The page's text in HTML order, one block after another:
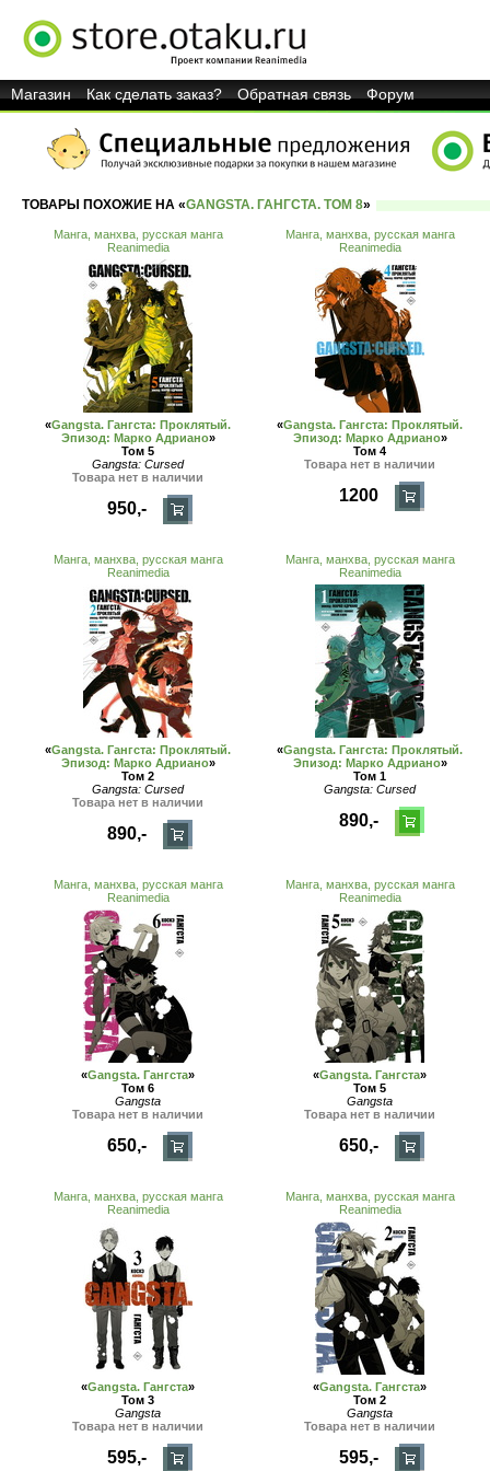
Магазин Как сделать заказ? Обратная связь Форум
ТОВАРЫ ПОХОЖИЕ НА «GANGSTA. ГАНГСТА. ТОМ 8»
Манга, манхва, русская манга
Reanimedia
«Gangsta. Гангста: Проклятый.
Эпизод: Марко Адриано»
Том 5
Gangsta: Cursed
Товара нет в наличии
950,-
Манга, манхва, русская манга
Reanimedia
«Gangsta. Гангста: Проклятый.
Эпизод: Марко Адриано»
Том 4
Товара нет в наличии
1200
Манга, манхва, русская манга
Reanimedia
«Gangsta. Гангста: Проклятый.
Эпизод: Марко Адриано»
Том 2
Gangsta: Cursed
Товара нет в наличии
890,-
Манга, манхва, русская манга
Reanimedia
«Gangsta. Гангста: Проклятый.
Эпизод: Марко Адриано»
Том 1
Gangsta: Cursed
890,-
Манга, манхва, русская манга
Reanimedia
«Gangsta. Гангста»
Том 6
Gangsta
Товара нет в наличии
650,-
Манга, манхва, русская манга
Reanimedia
«Gangsta. Гангста»
Том 5
Gangsta
Товара нет в наличии
650,-
Манга, манхва, русская манга
Reanimedia
«Gangsta. Гангста»
Том 3
Gangsta
Товара нет в наличии
595,-
Манга, манхва, русская манга
Reanimedia
«Gangsta. Гангста»
Том 2
Gangsta
Товара нет в наличии
595,-